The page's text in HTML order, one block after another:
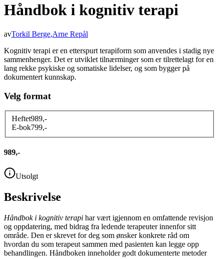
Håndbok i kognitiv terapi
avTorkil Berge,Arne Repål
Kognitiv terapi er en etterspurt terapiform som anvendes i stadig nye
sammenhenger. Det er utviklet tilnærminger som er tilrettelagt for en
lang rekke psykiske og somatiske lidelser, og som bygger på
dokumentert kunnskap.
Velg format
Heftet989,-
E-bok799,-
989,-
Utsolgt
Beskrivelse
Håndbok i kognitiv terapi har vært igjennom en omfattende revisjon
og oppdatering, med bidrag fra ledende terapeuter innenfor sitt
område. Den er skrevet for deg som ønsker konkrete råd om
hvordan du som terapeut sammen med pasienten kan legge opp
behandlingen. Håndboken inneholder godt dokumenterte metoder